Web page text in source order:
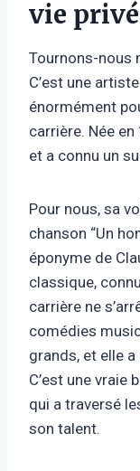
vie
Tournons-nous
C’est une
énormément
carrière. Née
et a connu un
Pour nous, sa
chanson “Un
éponyme de
classique,
carrière ne
comédies
grands, et elle
C’est une vraie
qui a traversé
son talent.